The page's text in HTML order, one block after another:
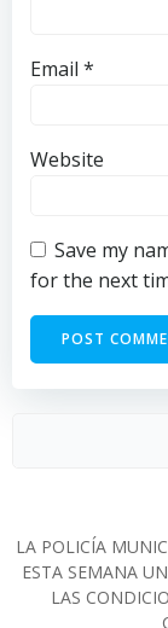
Email *
Website
Save my
for the next
LA POLICÍA
ESTA SEMANA
LAS